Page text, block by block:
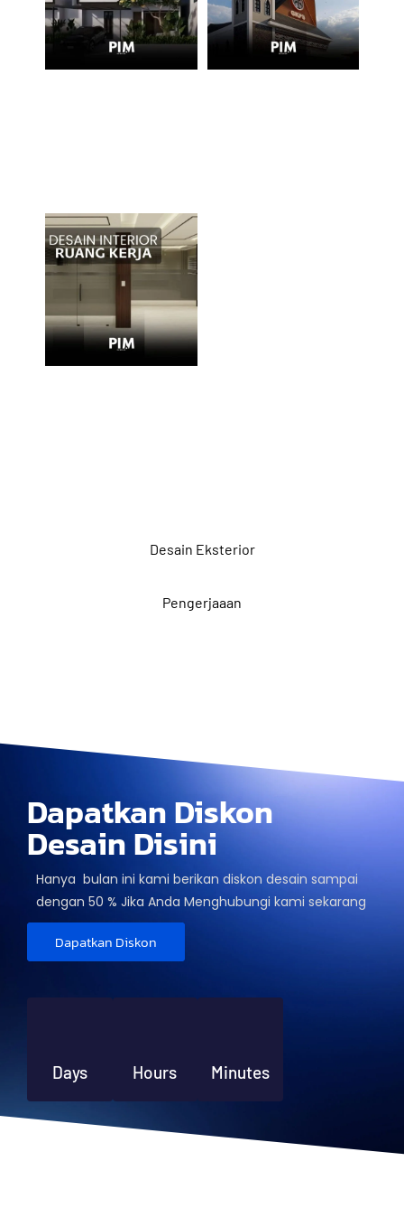
Desain Eksterior
Pengerjaaan
Dapatkan Diskon
Desain Disini
Hanya bulan ini kami berikan diskon desain sampai
dengan 50 % Jika Anda Menghubungi kami sekarang
Dapatkan Diskon
Days Hours Minutes